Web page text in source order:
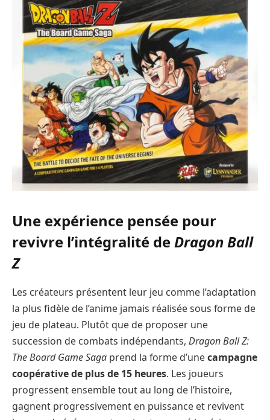
Une expérience pensée pour
revivre l’intégralité de Dragon Ball
Z
Les créateurs présentent leur jeu comme l’adaptation
la plus fidèle de l’anime jamais réalisée sous forme de
jeu de plateau. Plutôt que de proposer une
succession de combats indépendants, Dragon Ball Z:
The Board Game Saga prend la forme d’unecampagne
coopérative de plus de 15 heures. Les joueurs
progressent ensemble tout au long de l’histoire,
gagnent progressivement en puissance et revivent